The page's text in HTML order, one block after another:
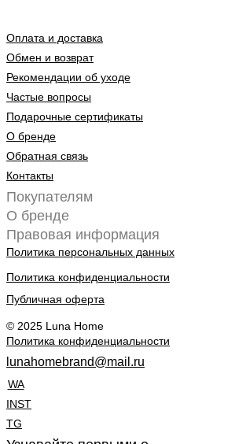
Оплата и доставка
Обмен и возврат
Рекомендации об уходе
Частые вопросы
Подарочные сертификаты
О бренде
Обратная связь
Контакты
Покупателям
О бренде
Правовая информация
Политика персональных данных
Политика конфиденциальности
Публичная оферта
© 2025 Luna Home
Политика конфиденциальности
lunahomebrand@mail.ru
WA
INST
TG